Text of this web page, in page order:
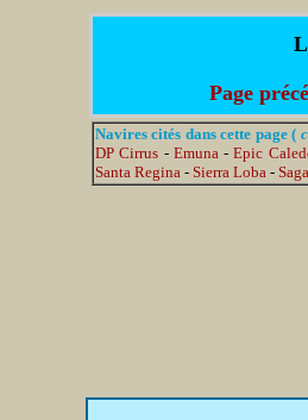
Page
Navires cités dans cette page (
DP Cirrus - Emuna-Epic
Santa Regina - Sierra Loba -